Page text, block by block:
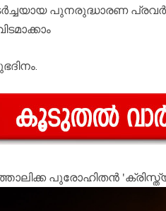
പുനരുദ്ധാരണ
പുരോഹിതന്‍